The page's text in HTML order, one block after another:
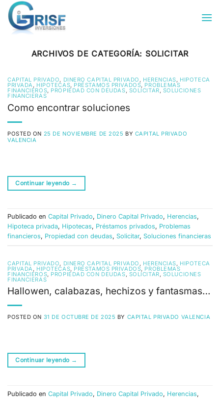
Saltar
contenido
ARCHIVOS DE CATEGORÍA: SOLICITAR
CAPITAL PRIVADO, DINERO CAPITAL PRIVADO , HERENCIAS, HIPOTECA
PRIVADA, HIPOTECAS, PRÉSTAMOS PRIVADOS, PROBLEMAS
FINANCIEROS, PROPIEDAD CON DEUDAS, SOLICITAR, SOLUCIONES
FINANCIERAS
Como encontrar soluciones
POSTED ON 25 DE NOVIEMBRE DE 2025 BY CAPITAL PRIVADO
VALENCIA
Continuar leyendo →
Publicado en Capital Privado, Dinero Capital Privado, Herencias,
Hipoteca privada, Hipotecas, Préstamos privados, Problemas
financieros, Propiedad con deudas, Solicitar, Soluciones financieras
CAPITAL PRIVADO DINERO CAPITAL PRIVADO HERENCIAS HIPOTECA
PRIVADA HIPOTECAS PRÉSTAMOS PRIVADOS PROBLEMAS
FINANCIEROS PROPIEDAD CON DEUDAS SOLICITAR SOLUCIONES
FINANCIERAS
Hallowen, calabazas, hechizos y fantasmas…
POSTED ON 31 DE OCTUBRE DE 2025 BY CAPITAL PRIVADO VALENCIA
Continuar leyendo →
Publicado en Capital Privado, Dinero Capital Privado, Herencias,